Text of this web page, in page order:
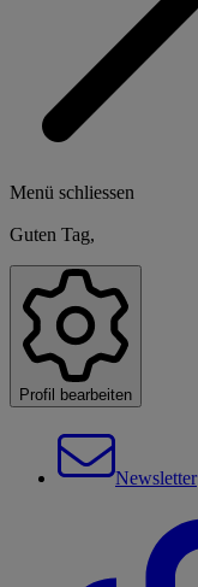
Menü schliessen
Guten Tag,
Profil bearbeiten
Newsletter